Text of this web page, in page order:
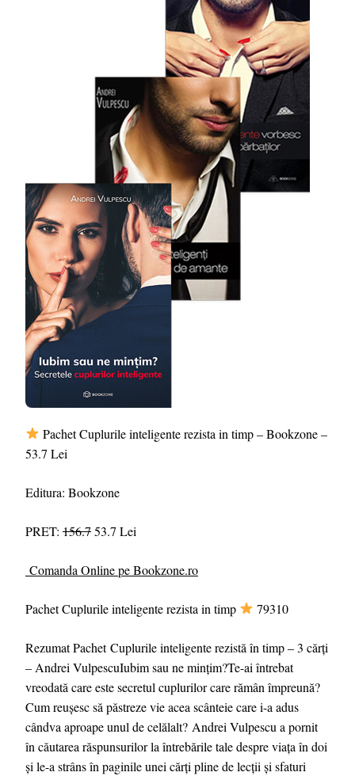
Pachet Cuplurile inteligente rezista in timp – Bookzone –
53.7 Lei
Editura: Bookzone
PRET: 156.753.7 Lei
Comanda Online pe Bookzone.ro
Pachet Cuplurile inteligente rezista in timp 79310
Rezumat Pachet Cuplurile inteligente rezistă în timp – 3 cărți
– Andrei VulpescuIubim sau ne mințim?Te-ai întrebat
vreodată care este secretul cuplurilor care rămân împreună?
Cum reușesc să păstreze vie acea scânteie care i-a adus
cândva aproape unul de celălalt? Andrei Vulpescu a pornit
în căutarea răspunsurilor la întrebările tale despre viața în doi
și le-a strâns în paginile unei cărți pline de lecții și sfaturi